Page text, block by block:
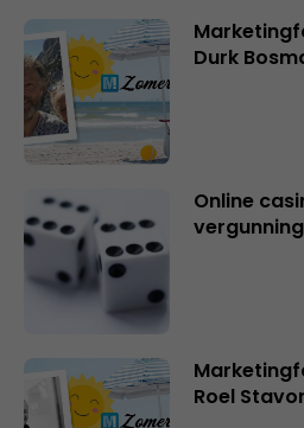
Durk
Online
Roel